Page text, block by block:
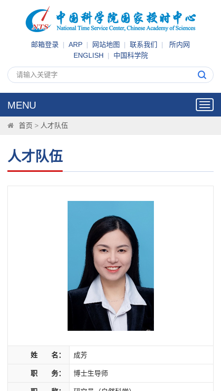
邮箱登录 | ARP | 网站地图 | 联系我们 | 所内网
ENGLISH | 中国科学院
MENU
首页 > 人才队伍
人才队伍
姓 名： 成芳
职 务： 博士生导师